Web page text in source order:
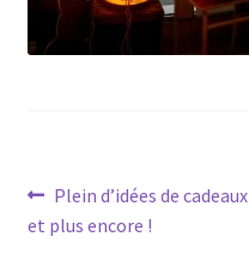
Navigation
de
Article
précédent :
Plein d’idées de cadeaux
et plus encore !